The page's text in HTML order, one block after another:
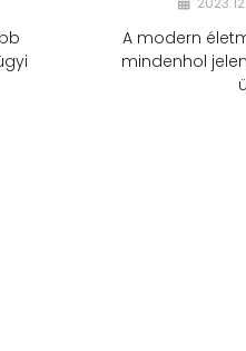
A modern
mindenhol